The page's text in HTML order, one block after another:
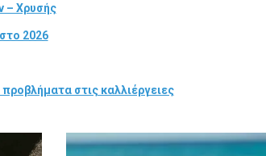
– Χρυσής
2026
στις καλλιέργειες